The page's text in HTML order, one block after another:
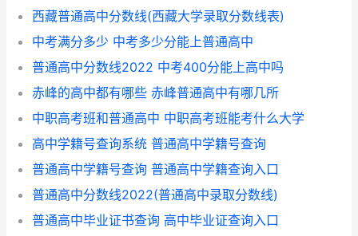
西藏普通高中分数线(西藏大学录取分数线表)
中考满分多少 中考多少分能上普通高中
普通高中分数线2022 中考400分能上高中吗
赤峰的高中都有哪些 赤峰普通高中有哪几所
中职高考班和普通高中 中职高考班能考什么大学
高中学籍号查询系统 普通高中学籍号查询
普通高中学籍号查询 普通高中学籍查询入口
普通高中分数线2022(普通高中录取分数线)
普通高中毕业证书查询 高中毕业证查询入口